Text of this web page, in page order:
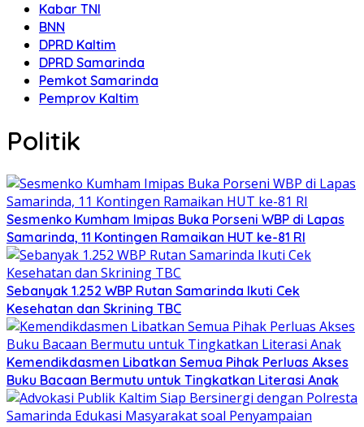
Kabar TNI
BNN
DPRD Kaltim
DPRD Samarinda
Pemkot Samarinda
Pemprov Kaltim
Politik
Sesmenko Kumham Imipas Buka Porseni WBP di Lapas
Samarinda, 11 Kontingen Ramaikan HUT ke-81 RI
Sebanyak 1.252 WBP Rutan Samarinda Ikuti Cek
Kesehatan dan Skrining TBC
Kemendikdasmen Libatkan Semua Pihak Perluas Akses
Buku Bacaan Bermutu untuk Tingkatkan Literasi Anak